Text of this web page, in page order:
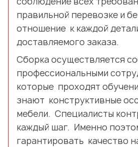
правильной перевозке и
отношение к каждой
доставляемого заказа.
Сборка осуществляется
профессиональными
которые проходят
знают конструктивные
мебели. Специалисты
каждый шаг. Именно
гарантировать качество